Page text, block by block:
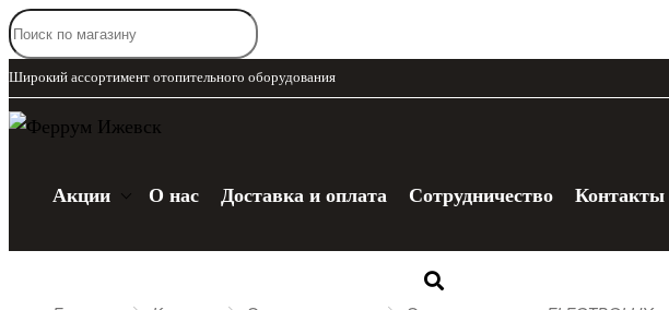
Широкий ассортимент отопительного оборудования
Акции О нас Доставка и оплата Сотрудничество Контакты